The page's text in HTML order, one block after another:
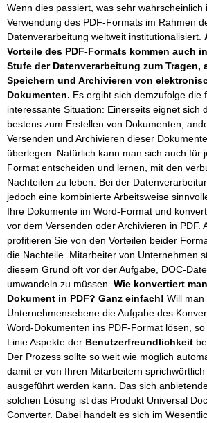
Wenn dies passiert, was sehr wahrscheinlich
Verwendung des PDF-Formats im Rahmen
Datenverarbeitung weltweit institutionalisiert.
Vorteile des PDF-Formats kommen auch
Stufe der Datenverarbeitung zum Tragen,
Speichern und Archivieren von
Dokumenten. Es ergibt sich demzufolge die
interessante Situation: Einerseits eignet sich
bestens zum Erstellen von Dokumenten,
Versenden und Archivieren dieser
überlegen. Natürlich kann man sich auch für
Format entscheiden und lernen, mit den
Nachteilen zu leben. Bei der
jedoch eine kombinierte Arbeitsweise
Ihre Dokumente im Word-Format und
vor dem Versenden oder Archivieren in PDF.
profitieren Sie von den Vorteilen beider
die Nachteile. Mitarbeiter von Unternehmen
diesem Grund oft vor der Aufgabe, DOC-
umwandeln zu müssen. Wie konvertiert
Dokument in PDF? Ganz einfach! Will man
Unternehmensebene die Aufgabe des
Word-Dokumenten ins PDF-Format lösen,
Linie Aspekte der Benutzerfreundlichkeit
Der Prozess sollte so weit wie möglich
damit er von Ihren Mitarbeitern sprichwörtlich
ausgeführt werden kann. Das sich
solchen Lösung ist das Produkt Universal
Converter. Dabei handelt es sich im